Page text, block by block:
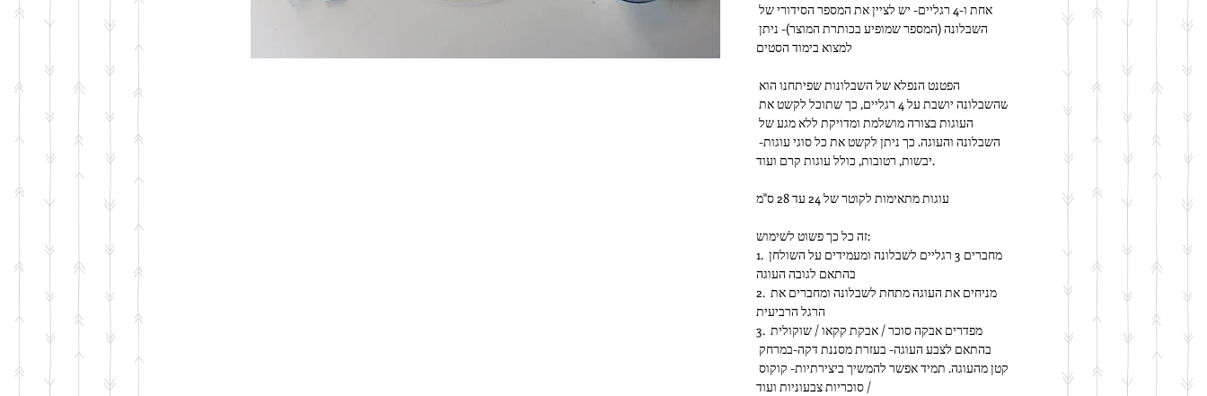
למצוא בימוד הסטים
יבשות, רטובות, כולל עוגות קרם ועוד.
עוגות מתאימות לקוטר של 24 עד 28 ס"מ
זה כל כך פשוט לשימוש:
1. מחברים 3 רגליים לשבלונה ומעמידים על השולחן
בהתאם לגובה העוגה
2. מניחים את העוגה מתחת לשבלונה ומחברים את
הרגל הרביעית
3. מפדרים אבקה סוכר / אבקת קקאו / שוקולית
/ סוכריות צבעוניות ועוד